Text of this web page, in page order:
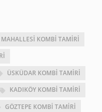
MAHALLESI KOMBI TAMIRI
ÜSKÜDAR KOMBI TAMIRI
KADIKÖY KOMBI TAMIRI
GÖZTEPE KOMBI TAMIRI